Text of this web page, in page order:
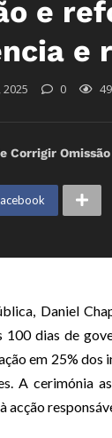
e
e
0
Corrigir
Daniel
dias de
em 25%
A cerimónia
acção